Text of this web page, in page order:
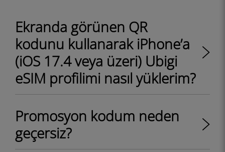
Ekranda görünen QR
kodunu kullanarak iPhone’a
(iOS 17.4 veya üzeri) Ubigi
eSIM profilimi nasıl yüklerim?
Promosyon kodum neden
geçersiz?